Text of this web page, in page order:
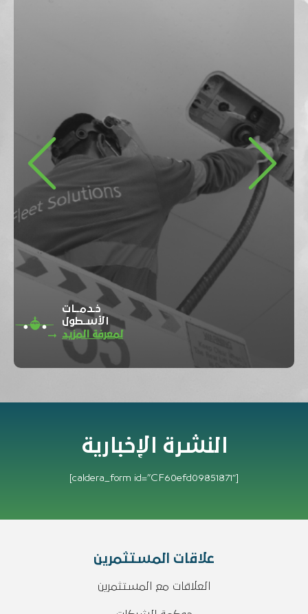
Previous
خـدمــات
الأسـطول
لمعرفة المزيد
Next
النشرة الإخبارية
[caldera_form id=”CF60efd09851871″]
علاقات المستثمرين
العلاقات مع المستثمرين